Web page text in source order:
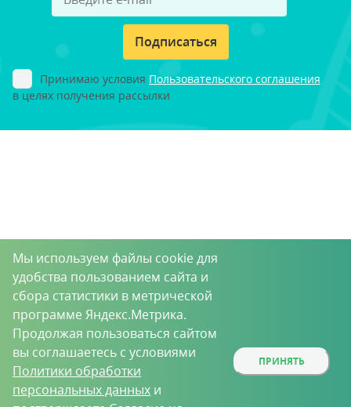
Подписаться
Принимаю условия Пользовательского соглашения
в целях получения рассылки
Мы используем файлы cookie для
удобства пользованием сайта и
сбора статистики в метрической
программе Яндекс.Метрика.
Продолжая пользоваться сайтом
вы соглашаетесь с условиями
Политики обработки
персональных данных и
ПРИНЯТЬ